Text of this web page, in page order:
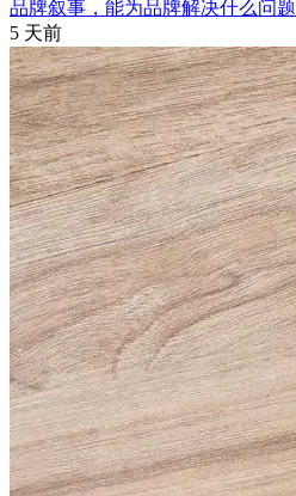
品牌叙事，能为品牌解决什么问题
5 天前